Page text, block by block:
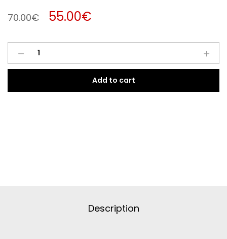
70.00€ 55.00€
Learning
Fly
quantity
Add to cart
Description